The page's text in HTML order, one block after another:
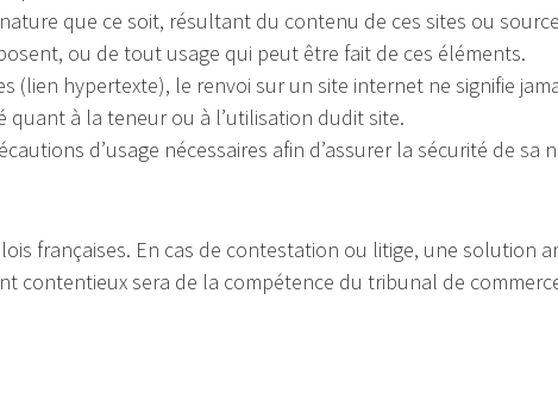
que ce soit, résultant du contenu de ces sites ou
ou de tout usage qui peut être fait de ces éléments.
(lien hypertexte), le renvoi sur un site internet ne signifie
à la teneur ou à l’utilisation dudit site.
d’usage nécessaires afin d’assurer la sécurité de sa
françaises. En cas de contestation ou litige, une solution
contentieux sera de la compétence du tribunal de